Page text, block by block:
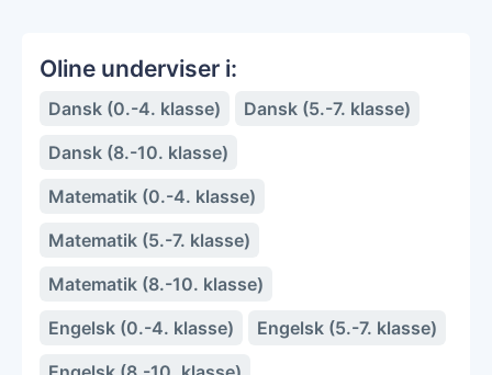
Oline underviser i:
Dansk (0.-4. klasse)
Dansk (5.-7. klasse)
Dansk (8.-10. klasse)
Matematik (0.-4. klasse)
Matematik (5.-7. klasse)
Matematik (8.-10. klasse)
Engelsk (0.-4. klasse)
Engelsk (5.-7. klasse)